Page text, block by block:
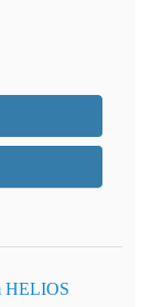
HELIOS